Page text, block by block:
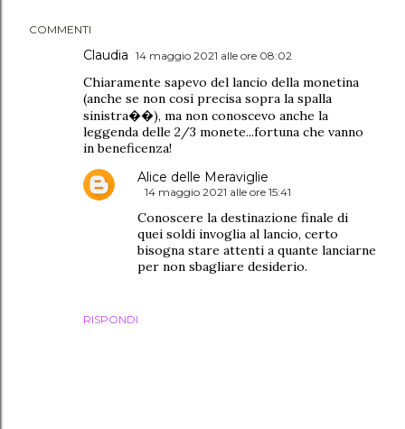
COMMENTI
Claudia 14 maggio 2021 alle ore 08:02
Chiaramente sapevo del lancio della monetina
(anche se non cosi precisa sopra la spalla
sinistra��), ma non conoscevo anche la
leggenda delle 2/3 monete...fortuna che vanno
in beneficenza!
RISPONDI
Alice delle Meraviglie
14 maggio 2021 alle ore 15:41
Conoscere la destinazione finale di
quei soldi invoglia al lancio, certo
bisogna stare attenti a quante lanciarne
per non sbagliare desiderio.